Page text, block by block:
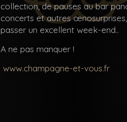
collection, de pauses au bar
concerts et autres
passer un excellent week-end..
A ne pas manquer !
www.champagne-et-vous.fr